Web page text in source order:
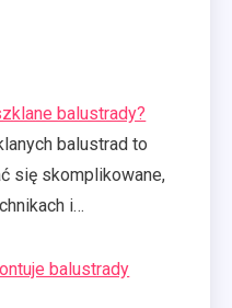
balustrady?
balustrad to
się skomplikowane,
i…
balustrady